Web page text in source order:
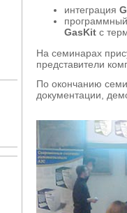
интеграция
GasKit с
На семинарах
представители
По окончанию
документации,